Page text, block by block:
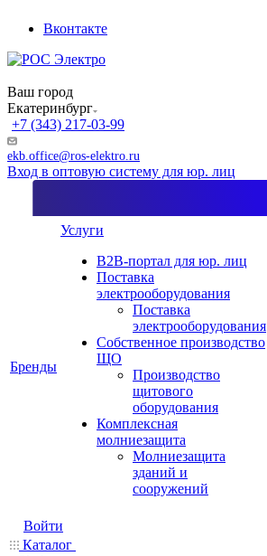
Вконтакте
Ваш город
Екатеринбург
+7 (343) 217-03-99
ekb.office@ros-elektro.ru
Вход в оптовую систему для юр. лиц
Бренды
Услуги
B2B-портал для юр. лиц
Поставка
электрооборудования
Поставка
электрооборудования
Собственное производство
ЩО
Производство
щитового
оборудования
Комплексная
молниезащита
Молниезащита
зданий и
сооружений
Войти
Каталог